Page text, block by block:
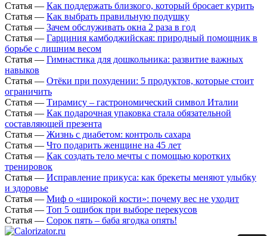
Статья — Как поддержать близкого, который бросает курить
Статья — Как выбрать правильную подушку
Статья — Зачем обслуживать окна 2 раза в год
Статья — Гарциния камбоджийская: природный помощник в
борьбе с лишним весом
Статья — Гимнастика для дошкольника: развитие важных
навыков
Статья — Отёки при похудении: 5 продуктов, которые стоит
ограничить
Статья — Тирамису – гастрономический символ Италии
Статья — Как подарочная упаковка стала обязательной
составляющей презента
Статья — Жизнь с диабетом: контроль сахара
Статья — Что подарить женщине на 45 лет
Статья — Как создать тело мечты с помощью коротких
тренировок
Статья — Исправление прикуса: как брекеты меняют улыбку
и здоровье
Статья — Миф о «широкой кости»: почему вес не уходит
Статья — Топ 5 ошибок при выборе перекусов
Статья — Сорок пять – баба ягодка опять!